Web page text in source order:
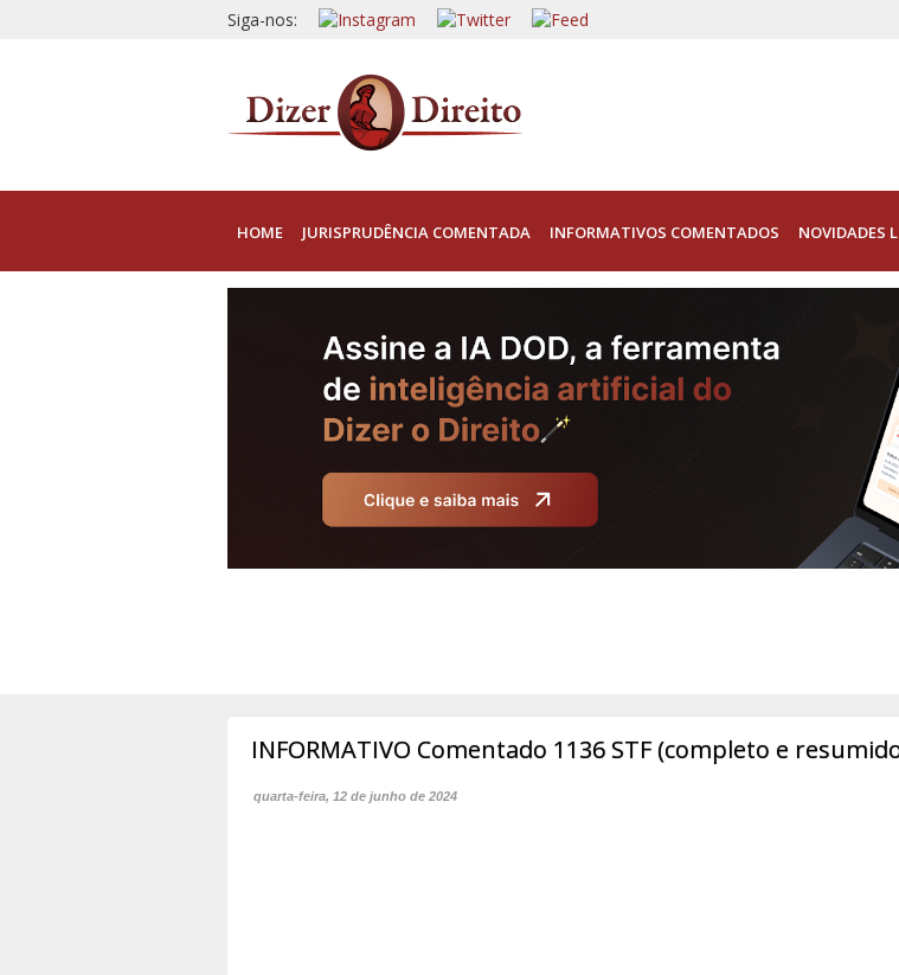
Siga-nos:
HOME JURISPRUDÊNCIA COMENTADA INFORMATIVOS COMENTADOS NOVIDADES
INFORMATIVO Comentado 1136 STF (completo e
quarta-feira, 12 de junho de 2024